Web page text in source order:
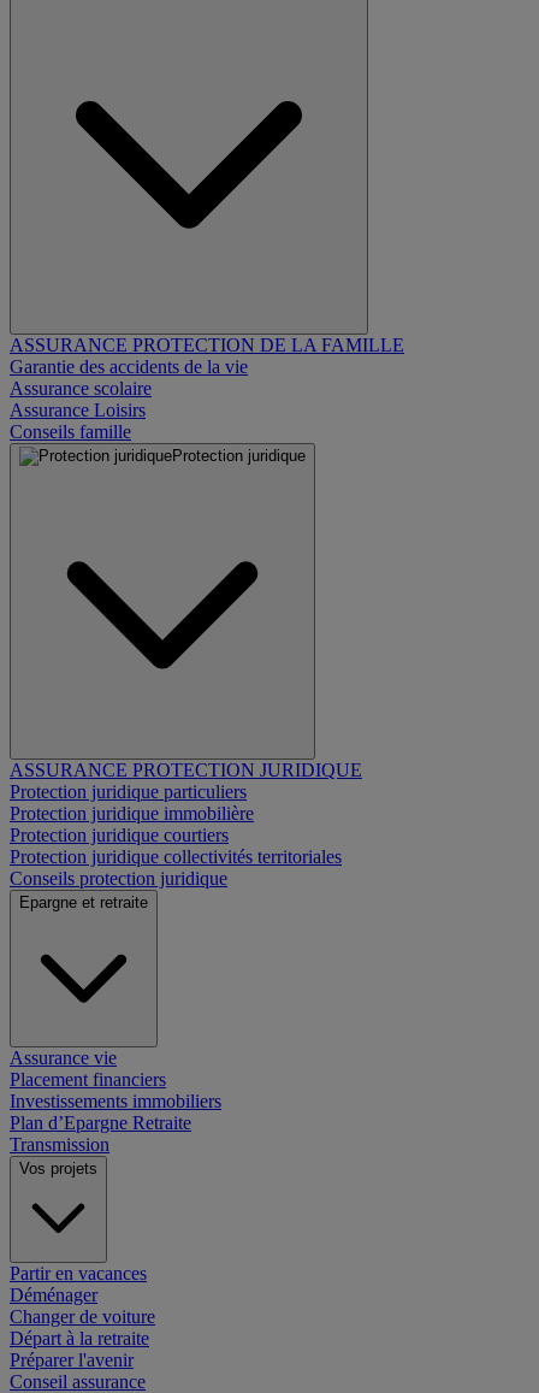
ASSURANCE PROTECTION DE LA FAMILLE
Garantie des accidents de la vie
Assurance scolaire
Assurance Loisirs
Conseils famille
Protection juridique
ASSURANCE PROTECTION JURIDIQUE
Protection juridique particuliers
Protection juridique immobilière
Protection juridique courtiers
Protection juridique collectivités territoriales
Conseils protection juridique
Epargne et retraite
Assurance vie
Placement financiers
Investissements immobiliers
Plan d’Epargne Retraite
Transmission
Vos projets
Partir en vacances
Déménager
Changer de voiture
Départ à la retraite
Préparer l'avenir
Conseil assurance